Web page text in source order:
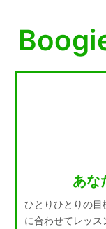
あな
ひとりひとりの
に合わせてレッ